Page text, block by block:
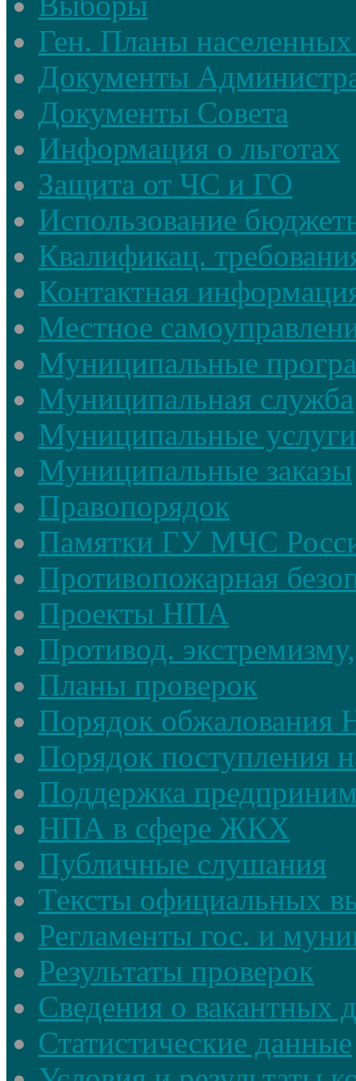
Ген. Планы
Документы
Документы Совета
Информация о льготах
Защита от ЧС и ГО
Использование
Квалификац.
Контактная
Местное
Муниципальные
Муниципальная служба
Муниципальные услуги
Муниципальные заказы
Правопорядок
Памятки ГУ МЧС
Противопожарная
Проекты НПА
Противод.
Планы проверок
Порядок
Порядок поступления
Поддержка
НПА в сфере ЖКХ
Публичные слушания
Тексты официальных
Регламенты гос. и
Результаты проверок
Сведения о вакантных
Статистические данные